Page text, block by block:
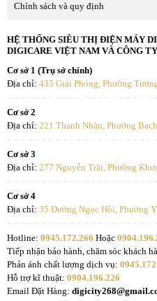
Chính sách và quy định
HỆ THỐNG SIÊU THỊ ĐIỆN MÁY
DIGICARE VIỆT NAM VÀ CÔNG
Cơ sở 1 (Trụ sở chính)
Địa chỉ: 435 Giải Phóng, Phường
Cơ sở 2
Địa chỉ: 221 Thanh Nhàn, Phường
Cơ sở 3
Địa chỉ: 277 Nguyễn Trãi, Phường
Cơ sở 4
Địa chỉ: 35 Đường Ngọc Hồi, Phường
Hotline: 0945.172.266 Hoặc
Tiếp nhận bảo hành, chăm sóc khách
Phản ánh chất lượng dịch vụ:
Hỗ trợ kĩ thuật: 0904.196.226
Email Đặt Hàng: